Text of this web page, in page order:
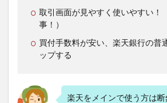
取引画面が見やすく使いやすい！
事！）
買付手数料が安い、楽天銀行の普
ップする
楽天をメインで使う方は